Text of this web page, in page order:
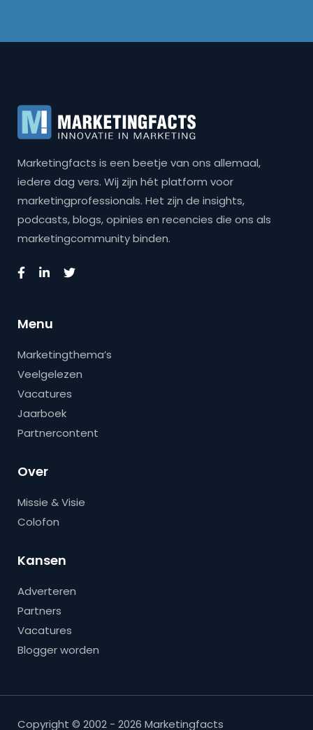
Marketingfacts is een beetje van ons allemaal,
iedere dag vers. Wij zijn hét platform voor
marketingprofessionals. Het zijn de insights,
podcasts, blogs, opinies en recencies die ons als
marketingcommunity binden.
Menu
Marketingthema’s
Veelgelezen
Vacatures
Jaarboek
Partnercontent
Over
Missie & Visie
Colofon
Kansen
Adverteren
Partners
Vacatures
Blogger worden
Copyright © 2002 - 2026 Marketingfacts